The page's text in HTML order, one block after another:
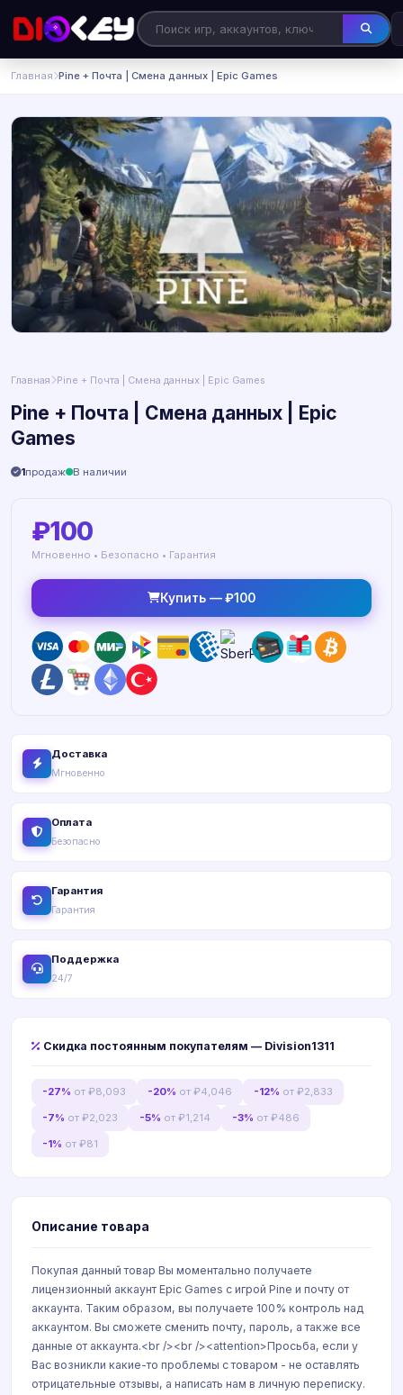
Главная Pine + Почта | Смена данных | Epic Games
Главная Pine + Почта | Смена данных | Epic Games
Pine + Почта | Смена данных | Epic
Games
1продаж В наличии
₽100
Мгновенно • Безопасно • Гарантия
Купить — ₽100
Доставка
Мгновенно
Оплата
Безопасно
Гарантия
Гарантия
Поддержка
24/7
Скидка постоянным покупателям — Division1311
-27% от ₽8,093 -20% от ₽4,046 -12% от ₽2,833
-7% от ₽2,023 -5% от ₽1,214 -3% от ₽486
-1% от ₽81
Описание товара
Покупая данный товар Вы моментально получаете
лицензионный аккаунт Epic Games с игрой Pine и почту от
аккаунта. Таким образом, вы получаете 100% контроль над
аккаунтом. Вы сможете сменить почту, пароль, а также все
данные от аккаунта.<br /><br /><attention>Просьба, если у
Вас возникли какие-то проблемы с товаром - не оставлять
отрицательные отзывы, а написать нам в личную переписку.